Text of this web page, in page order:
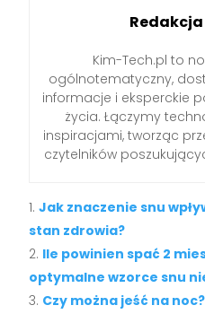
Redakcja
Kim-Tech.pl to
ogólnotematyczny,
informacje i eksperckie
życia. Łączymy
inspiracjami, tworząc
czytelników
Jak znaczenie snu
stan zdrowia?
Ile powinien spać 2
optymalne wzorce snu
Czy można jeść na